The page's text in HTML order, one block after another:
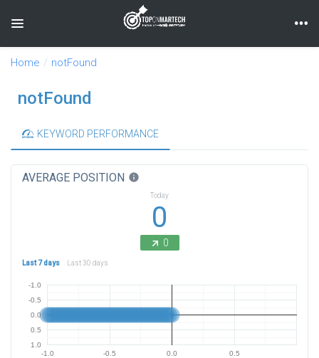
Toggle navigation
Home notFound
notFound
KEYWORD PERFORMANCE
AVERAGE POSITION info
Today
0
0
Last 7 days Last 30 days
-1.0 -0.5 0.0 0.5
-1.0
-0.5
0.0
0.5
1.0